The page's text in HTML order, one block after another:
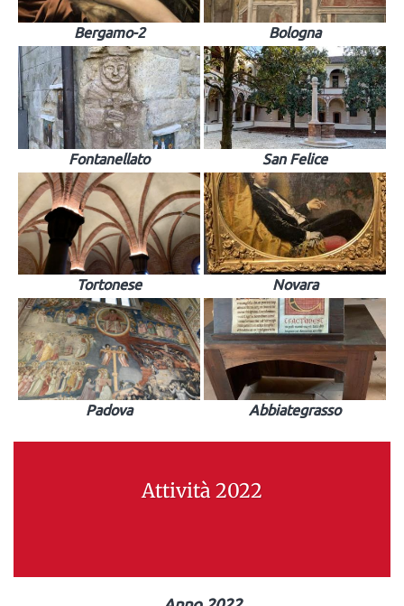
Bergamo-2 Bologna
Fontanellato San Felice
Tortonese Novara
Padova Abbiategrasso
Attività 2022